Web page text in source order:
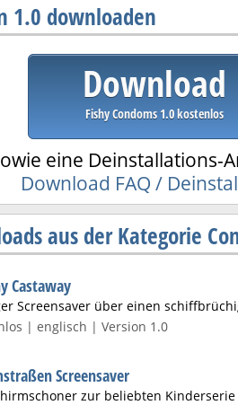
1.0 downloaden
Download
Fishy Condoms 1.0 kostenlos
eine Deinstallations-
Download FAQ /
aus der Kategorie
Castaway
Screensaver über einen
| englisch | Version 1.0
Screensaver
zur beliebten Kinderserie